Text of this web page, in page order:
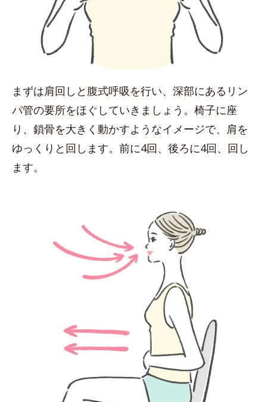
まずは肩回しと腹式呼吸を行い、深部にあるリン
パ管の要所をほぐしていきましょう。椅子に座
り、鎖骨を大きく動かすようなイメージで、肩を
ゆっくりと回します。前に4回、後ろに4回、回し
ます。